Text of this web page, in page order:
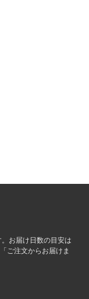
お届け日数の目安は
ご注文からお届けま